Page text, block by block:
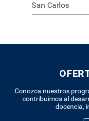
San Carlos
Conozca nuestros
contribuimos al
docencia,